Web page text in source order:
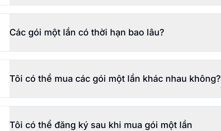
Các gói một lần có thời hạn bao lâu?
Tôi có thể mua các gói một lần khác nhau không?
Tôi có thể đăng ký sau khi mua gói một lần